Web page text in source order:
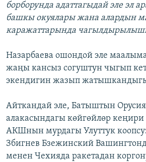
борборунда адаттагыдай эле эл
башкы окуялары жана алардын
каражаттарында
Назарбаева ошондой эле
жаңы кансыз согуштун чыгып
экендигин жазып
Айткандай эле, Батыштын
алакасындагы көйгөйлөр кеңири
АКШнын мурдагы Улуттук
Збигнев Бзежинский
менен Чехияда ракетадан